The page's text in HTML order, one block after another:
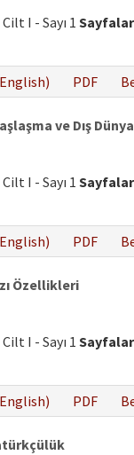
I - Sayı 1
PDF
ve Dış
I - Sayı 1
PDF
Özellikleri
I - Sayı 1
PDF